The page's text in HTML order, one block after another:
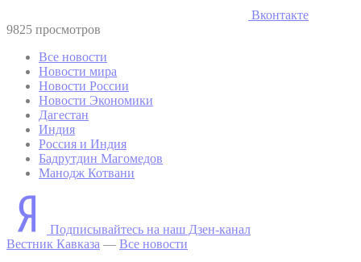
Вконтакте
9825 просмотров
Все новости
Новости мира
Новости России
Новости Экономики
Дагестан
Индия
Россия и Индия
Бадрутдин Магомедов
Манодж Котвани
Подписывайтесь на наш Дзен-канал
Вестник Кавказа — Все новости